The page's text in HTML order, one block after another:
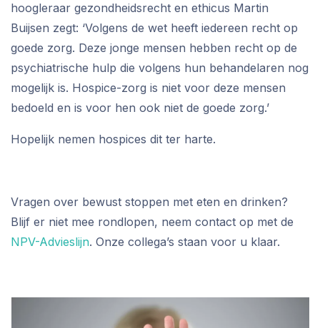
hoogleraar gezondheidsrecht en ethicus Martin
Buijsen zegt: ‘Volgens de wet heeft iedereen recht op
goede zorg. Deze jonge mensen hebben recht op de
psychiatrische hulp die volgens hun behandelaren nog
mogelijk is. Hospice-zorg is niet voor deze mensen
bedoeld en is voor hen ook niet de goede zorg.’
Hopelijk nemen hospices dit ter harte.
Vragen over bewust stoppen met eten en drinken?
Blijf er niet mee rondlopen, neem contact op met de
NPV-Advieslijn. Onze collega’s staan voor u klaar.